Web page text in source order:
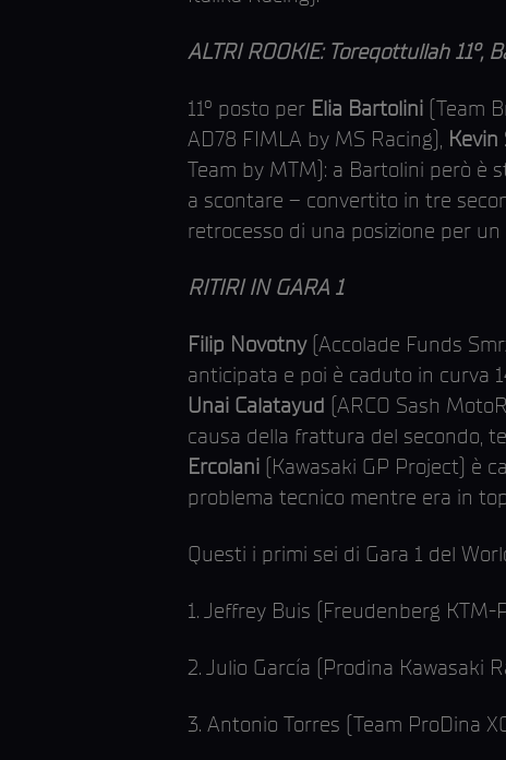
ALTRI ROOKIE: Toreqottullah 11°,
11° posto per Elia Bartolini (Team
AD78 FIMLA by MS Racing), Kevin
Team by MTM): a Bartolini però è
a scontare – convertito in tre
retrocesso di una posizione per
RITIRI IN GARA 1
Filip Novotny(Accolade Funds
anticipata e poi è caduto in curva
Unai Calatayud (ARCO Sash
causa della frattura del secondo,
Ercolani (Kawasaki GP Project) è
problema tecnico mentre era in
Questi i primi sei di Gara 1 del
1. Jeffrey Buis (Freudenberg KTM-
2. Julio García (Prodina Kawasaki
3. Antonio Torres (Team ProDina